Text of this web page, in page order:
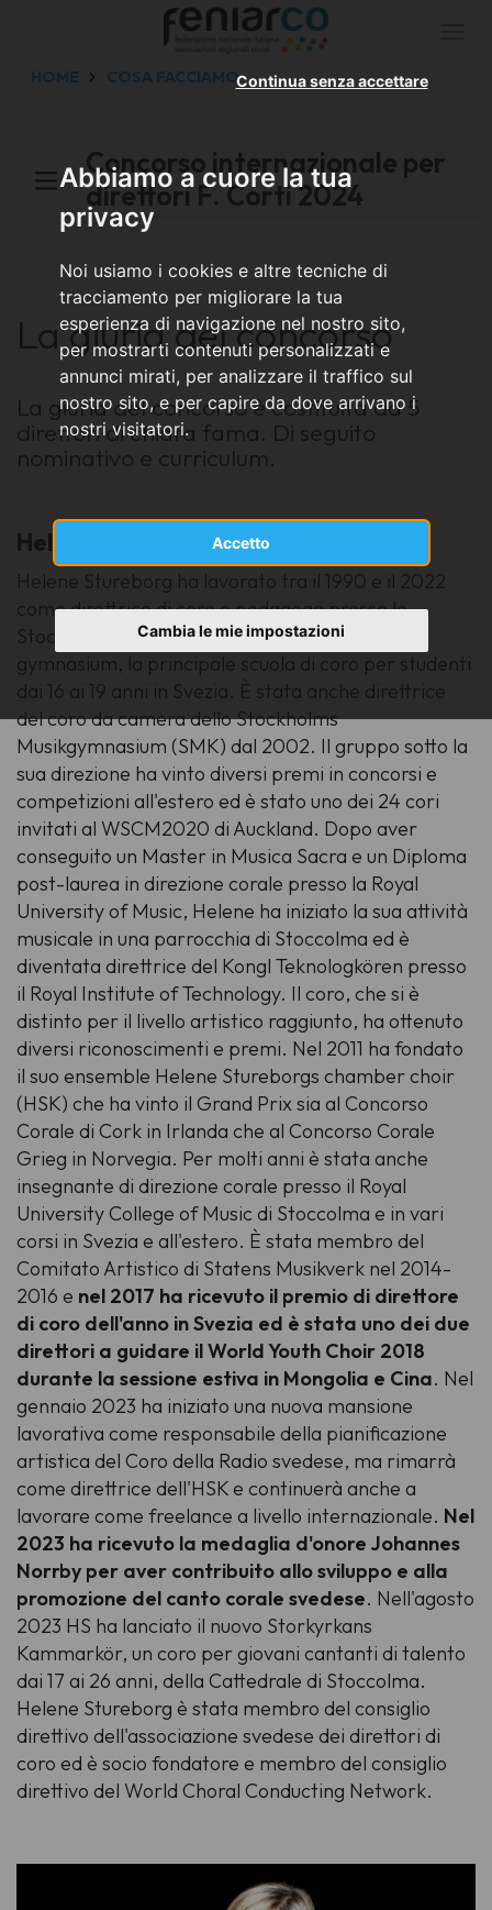
Abbiamo a cuore la tua
privacy
Noi usiamo i cookies e altre tecniche di
tracciamento per migliorare la tua
esperienza di navigazione nel nostro sito,
per mostrarti contenuti personalizzati e
annunci mirati, per analizzare il traffico sul
nostro sito, e per capire da dove arrivano i
nostri visitatori.
Accetto
Continua senza accettare
Cambia le mie impostazioni
HOME COSA FACCIAMO
Concorso internazionale per
direttori F. Corti 2024
La giuria del concorso
La giuria del concorso è costituita da 5
direttori di chiara fama. Di seguito
nominativo e curriculum.
Helene Stureborg[Svezia]
Helene Stureborg ha lavorato tra il 1990 e il 2022
come direttrice di coro e pedagoga presso lo
Stockholms Musikgymnasium/Kungsholmens
gymnasium, la principale scuola di coro per studenti
dai 16 ai 19 anni in Svezia. È stata anche direttrice
del coro da camera dello Stockholms
Musikgymnasium (SMK) dal 2002. Il gruppo sotto la
sua direzione ha vinto diversi premi in concorsi e
competizioni all'estero ed è stato uno dei 24 cori
invitati al WSCM2020 di Auckland. Dopo aver
conseguito un Master in Musica Sacra e un Diploma
post-laurea in direzione corale presso la Royal
University of Music, Helene ha iniziato la sua attività
musicale in una parrocchia di Stoccolma ed è
diventata direttrice del Kongl Teknologkören presso
il Royal Institute of Technology. Il coro, che si è
distinto per il livello artistico raggiunto, ha ottenuto
diversi riconoscimenti e premi. Nel 2011 ha fondato
il suo ensemble Helene Stureborgs chamber choir
(HSK) che ha vinto il Grand Prix sia al Concorso
Corale di Cork in Irlanda che al Concorso Corale
Grieg in Norvegia. Per molti anni è stata anche
insegnante di direzione corale presso il Royal
University College of Music di Stoccolma e in vari
corsi in Svezia e all'estero. È stata membro del
Comitato Artistico di Statens Musikverk nel 2014-
2016 e nel 2017 ha ricevuto il premio di direttore
di coro dell'anno in Svezia ed è stata uno dei due
direttori a guidare il World Youth Choir 2018
durante la sessione estiva in Mongolia e Cina. Nel
gennaio 2023 ha iniziato una nuova mansione
lavorativa come responsabile della pianificazione
artistica del Coro della Radio svedese, ma rimarrà
come direttrice dell'HSK e continuerà anche a
lavorare come freelance a livello internazionale. Nel
2023 ha ricevuto la medaglia d'onore Johannes
Norrby per aver contribuito allo sviluppo e alla
promozione del canto corale svedese. Nell'agosto
2023 HS ha lanciato il nuovo Storkyrkans
Kammarkör, un coro per giovani cantanti di talento
dai 17 ai 26 anni, della Cattedrale di Stoccolma.
Helene Stureborg è stata membro del consiglio
direttivo dell'associazione svedese dei direttori di
coro ed è socio fondatore e membro del consiglio
direttivo del World Choral Conducting Network.